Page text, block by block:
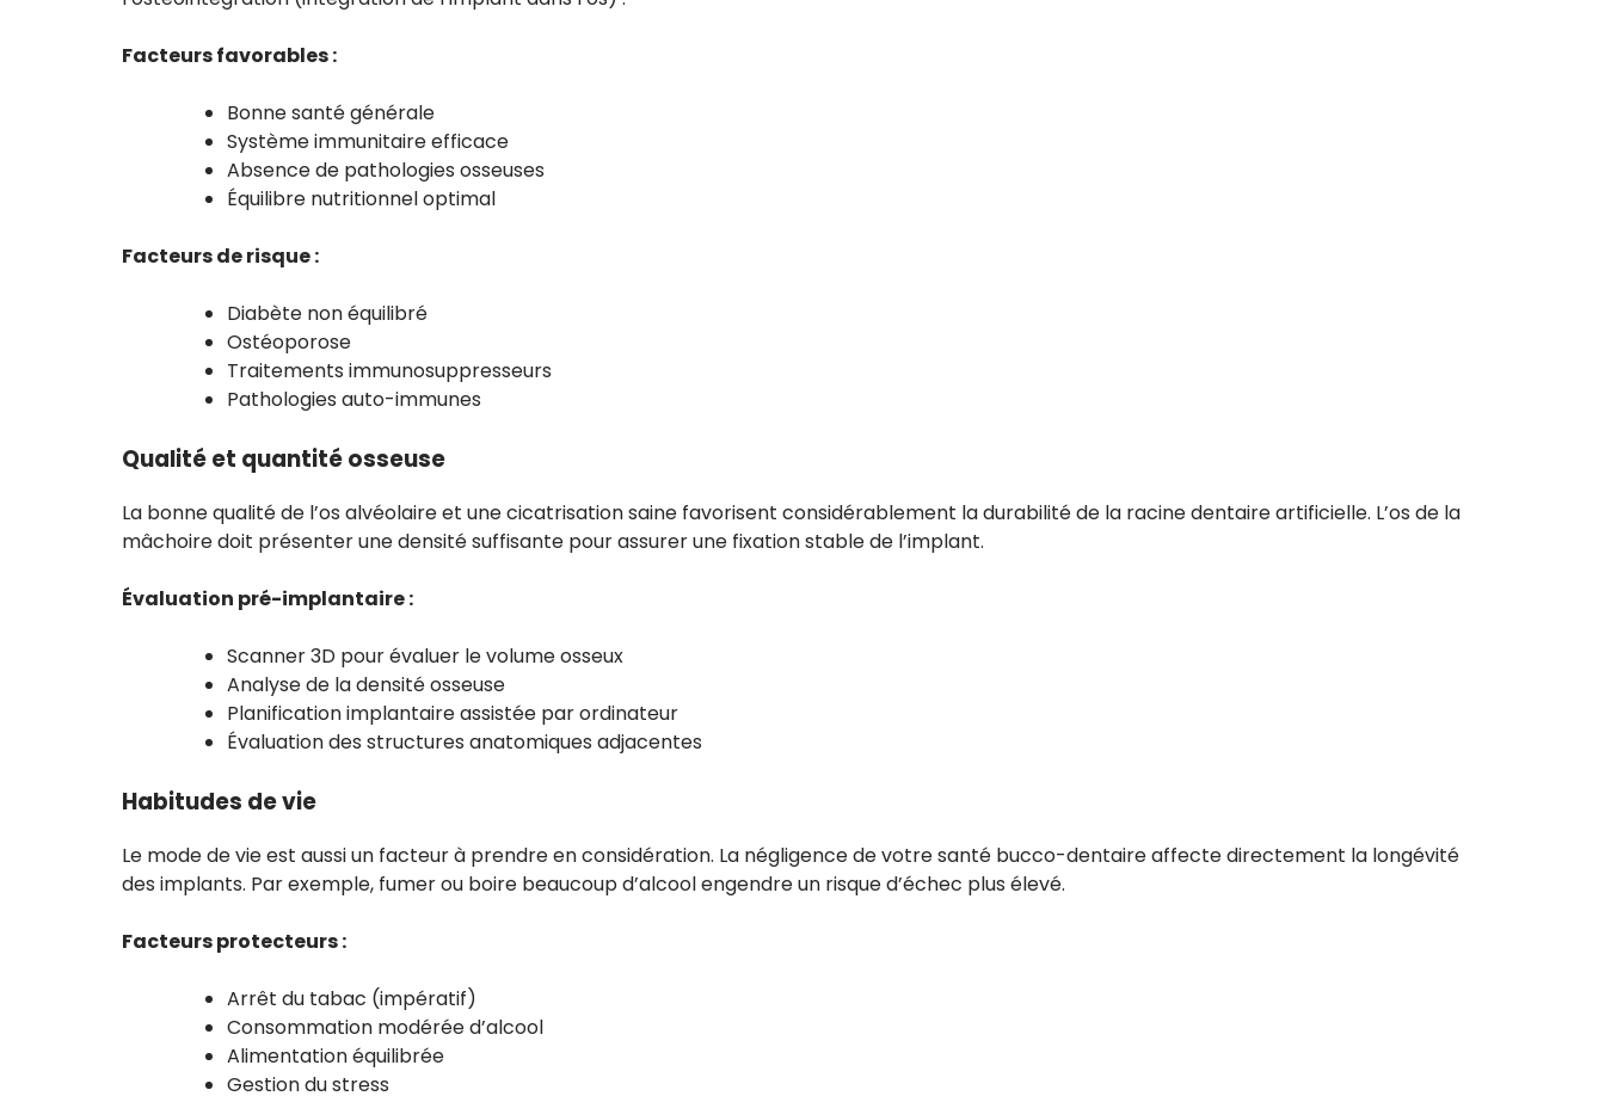
Facteurs favorables :
Bonne santé générale
Système immunitaire efficace
Absence de pathologies osseuses
Équilibre nutritionnel optimal
Facteurs de risque :
Diabète non équilibré
Ostéoporose
Traitements immunosuppresseurs
Pathologies auto-immunes
Qualité et quantité osseuse
La bonne qualité de l’os alvéolaire et une cicatrisation saine favorisent considérablement la durabilité de la racine dentaire artificielle. L’os de la
mâchoire doit présenter une densité suffisante pour assurer une fixation stable de l’implant.
Évaluation pré-implantaire :
Scanner 3D pour évaluer le volume osseux
Analyse de la densité osseuse
Planification implantaire assistée par ordinateur
Évaluation des structures anatomiques adjacentes
Habitudes de vie
Le mode de vie est aussi un facteur à prendre en considération. La négligence de votre santé bucco-dentaire affecte directement la longévité
des implants. Par exemple, fumer ou boire beaucoup d’alcool engendre un risque d’échec plus élevé.
Facteurs protecteurs :
Arrêt du tabac (impératif)
Consommation modérée d’alcool
Alimentation équilibrée
Gestion du stress